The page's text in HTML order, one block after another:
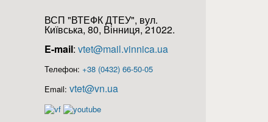
ВСП "ВТЕФК ДТЕУ", вул.
Київська, 80, Вінниця, 21022.
E-mail: vtet@mail.vinnica.ua
Телефон: +38 (0432) 66-50-05
Email: vtet@vn.ua